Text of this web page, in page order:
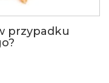
przypadku